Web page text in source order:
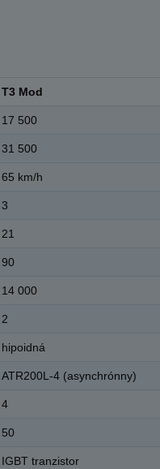
T3 Mod
17 500
31 500
65 km/h
3
21
90
14 000
2
hipoidná
ATR200L-4 (asynchrónny)
4
50
IGBT tranzistor